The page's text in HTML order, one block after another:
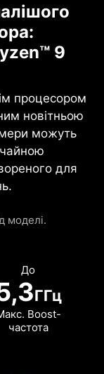
9
процесором
новітньою
можуть
для
моделі.
До
ГГц
Boost-
частота